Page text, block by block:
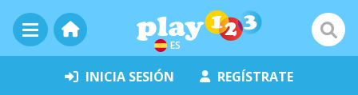
ES
INICIA SESIÓN REGÍSTRATE